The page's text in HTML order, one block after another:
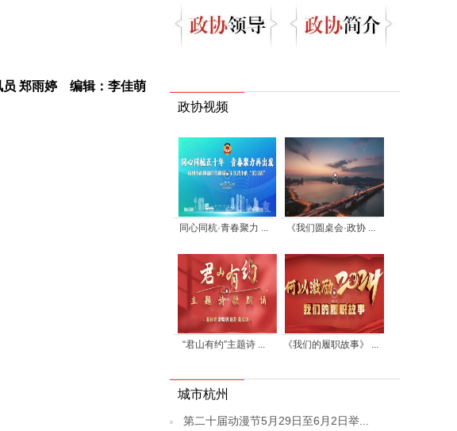
员 郑雨婷 编辑：李佳萌
政协视频
同心同杭·青春聚力 ... 《我们圆桌会·政协 ...
“君山有约”主题诗 ... 《我们的履职故事》 ...
城市杭州
第二十届动漫节5月29日至6月2日举...